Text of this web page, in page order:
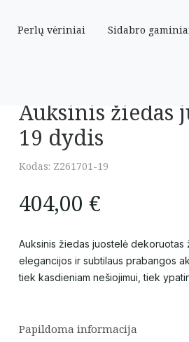
Perlų vėriniai Sidabro
Auksinis žiedas
19 dydis
Kodas: Z261701-19
404,00 €
Auksinis žiedas juostelė dekoruotas
elegancijos ir subtilaus prabangos
tiek kasdieniam nešiojimui, tiek
Papildoma informacija